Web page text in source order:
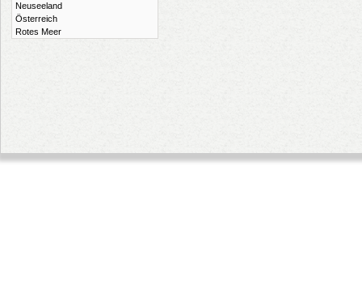
Neuseeland
Österreich
Rotes Meer